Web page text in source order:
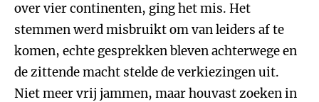
over vier continenten, ging het mis. Het
stemmen werd misbruikt om van leiders af te
komen, echte gesprekken bleven achterwege en
de zittende macht stelde de verkiezingen uit.
Niet meer vrij jammen, maar houvast zoeken in